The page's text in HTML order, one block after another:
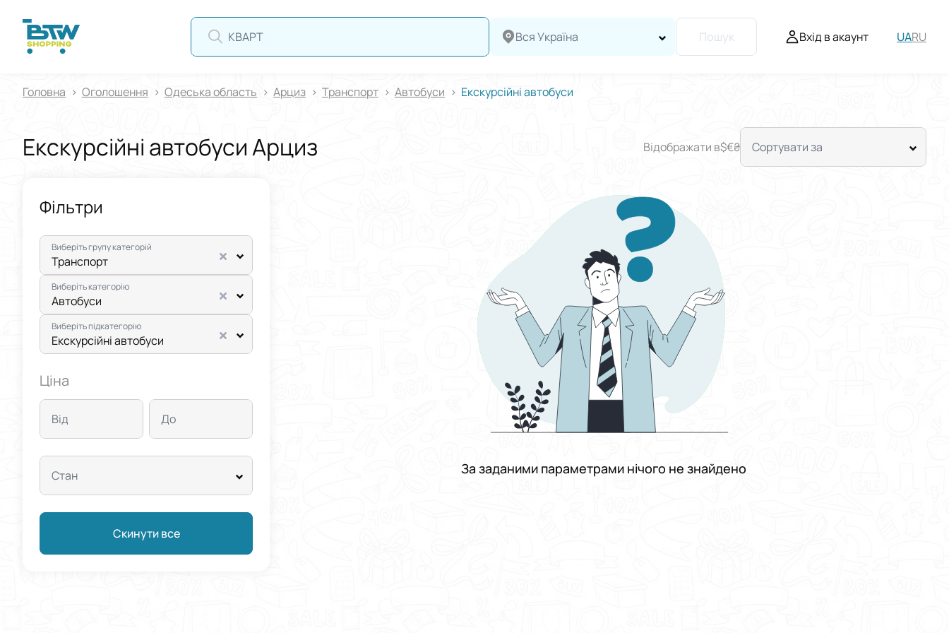
КВАРТИР Вся Україна Пошук Вхід в акаунт UARU
Головна Оголошення Одеська область Арциз Транспорт Автобуси Екскурсійні автобуси
Екскурсійні автобуси Арциз Відображати в$€₴ Сортувати за
Фільтри
Виберіть групу категорій
Транспорт
Виберіть категорію
Автобуси
Виберіть підкатегорію
Екскурсійні автобуси
Ціна
Від До
Стан
Скинути все
За заданими параметрами нічого не знайдено